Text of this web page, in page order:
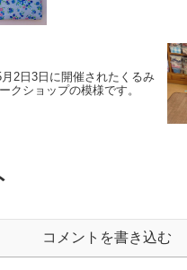
2日3日に開催されたくるみ
クショップの模様です。
コメントを書き込む